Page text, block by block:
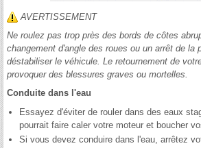
AVERTISSEMENT
Ne roulez pas trop près des bords de côtes
changement d'angle des roues ou un arrêt de la
déstabiliser le véhicule. Le retournement de
provoquer des blessures graves ou mortelles.
Conduite dans l'eau
Essayez d'éviter de rouler dans des eaux
pourrait faire caler votre moteur et boucher
Si vous devez conduire dans l'eau, arrêtez